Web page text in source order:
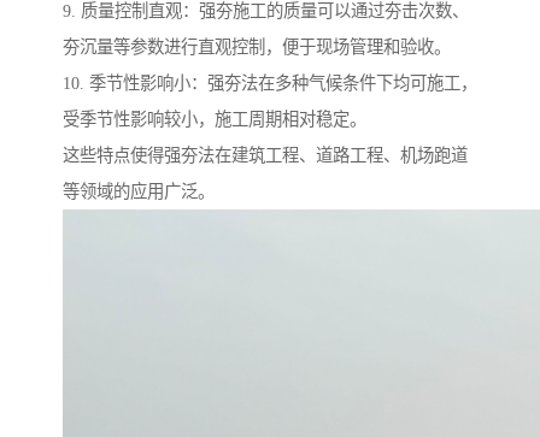
9. 质量控制直观：强夯施工的质量可以通过夯击次数、
夯沉量等参数进行直观控制，便于现场管理和验收。
10. 季节性影响小：强夯法在多种气候条件下均可施工，
受季节性影响较小，施工周期相对稳定。
这些特点使得强夯法在建筑工程、道路工程、机场跑道
等领域的应用广泛。